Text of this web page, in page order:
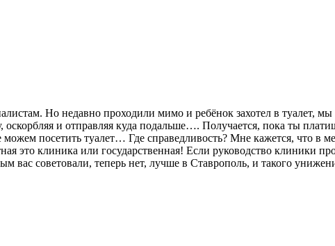
Но недавно проходили мимо и ребёнок захотел в туалет,
и отправляя куда подальше…. Получается, пока ты
посетить туалет… Где справедливость? Мне кажется, что в
это клиника или государственная! Если руководство клиники
советовали, теперь нет, лучше в Ставрополь, и такого